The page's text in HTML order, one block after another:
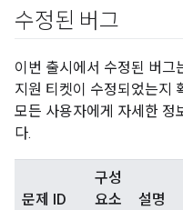
수정된 버그
이번 출시에서 수정된 버그
지원 티켓이 수정되었는지
모든 사용자에게 자세한 정
다.
문제 ID
구성
요소
설명